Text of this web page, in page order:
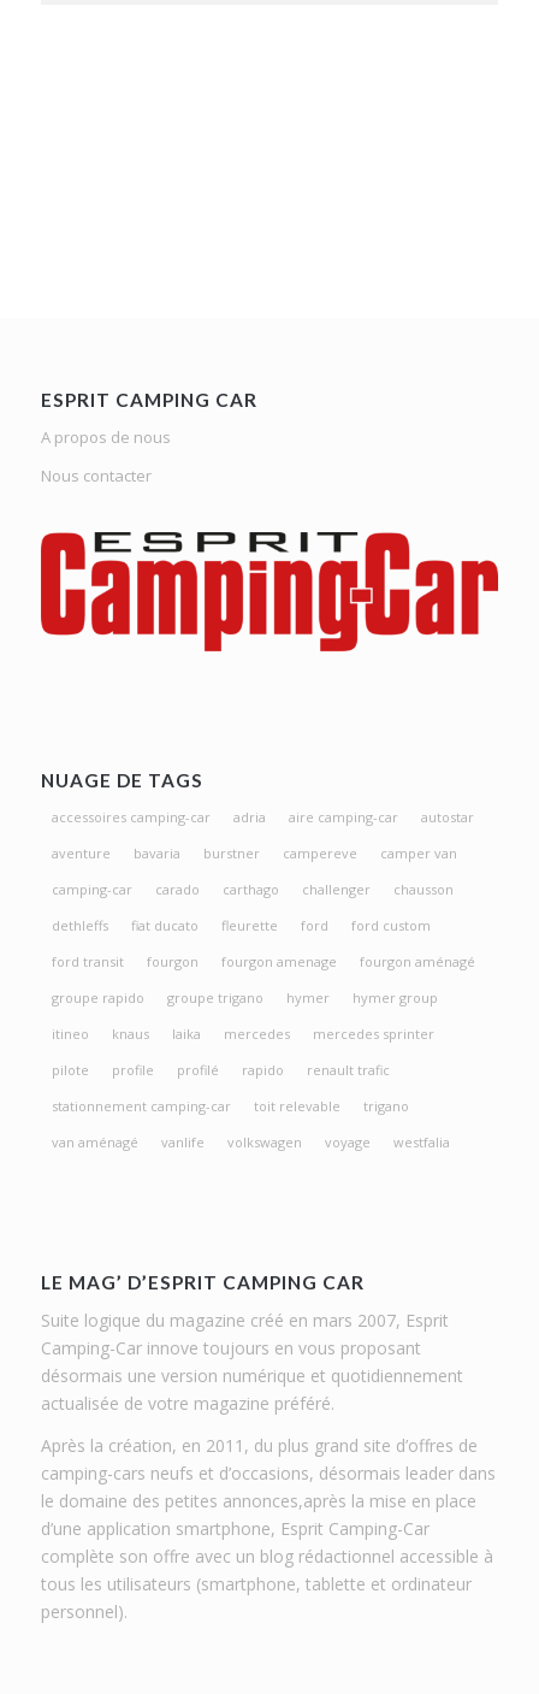
ESPRIT CAMPING CAR
A propos de nous
Nous contacter
NUAGE DE TAGS
accessoires camping-car adria aire camping-car
autostar
aventure
bavaria burstner campereve
camper van
camping-car
carado carthago challenger
chausson
dethleffs
fiat ducato fleurette ford
ford custom
ford transit
fourgon fourgon amenage
fourgon aménagé
groupe rapido
groupe trigano hymer
hymer group
itineo
knaus laika mercedes
mercedes sprinter
pilote
profile profilé rapido
renault trafic
stationnement camping-car
toit relevable
trigano
van aménagé
vanlife volkswagen voyage westfalia
LE MAG’ D’ESPRIT CAMPING CAR
Suite logique du magazine créé en mars 2007, Esprit
Camping-Car innove toujours en vous proposant
désormais une version numérique et quotidiennement
actualisée de votre magazine préféré.
Après la création, en 2011, du plus grand site d’offres de
camping-cars neufs et d’occasions, désormais leader dans
le domaine des petites annonces,après la mise en place
d’une application smartphone, Esprit Camping-Car
complète son offre avec un blog rédactionnel accessible à
tous les utilisateurs (smartphone, tablette et ordinateur
personnel).